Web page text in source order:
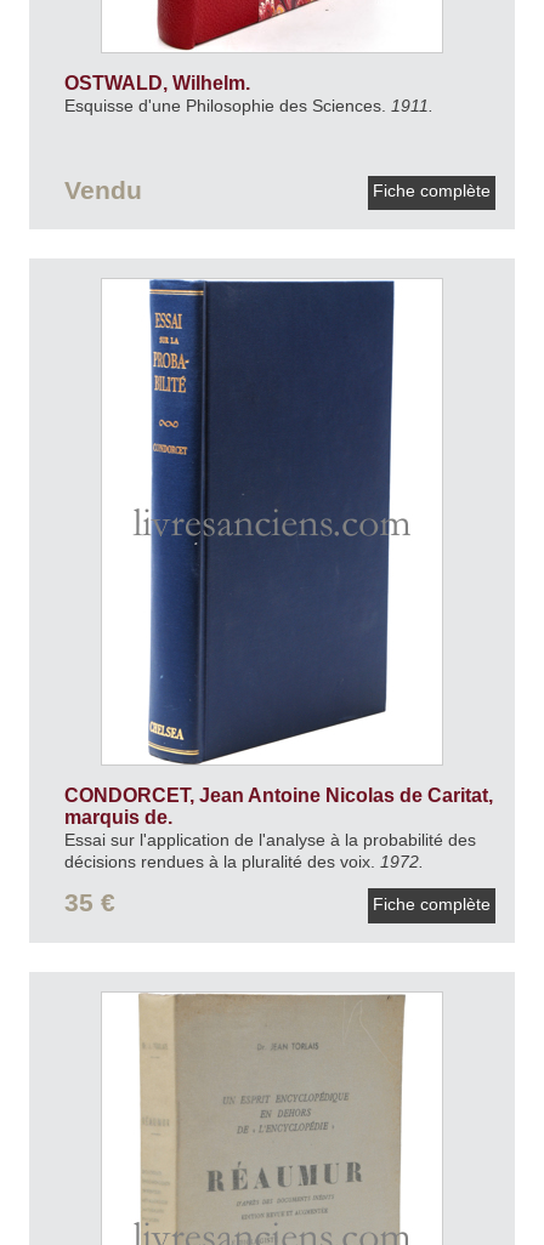
OSTWALD, Wilhelm.
Esquisse d'une Philosophie des Sciences. 1911.
Vendu Fiche complète
CONDORCET, Jean Antoine Nicolas de Caritat,
marquis de.
Essai sur l'application de l'analyse à la probabilité des
décisions rendues à la pluralité des voix. 1972.
35 € Fiche complète